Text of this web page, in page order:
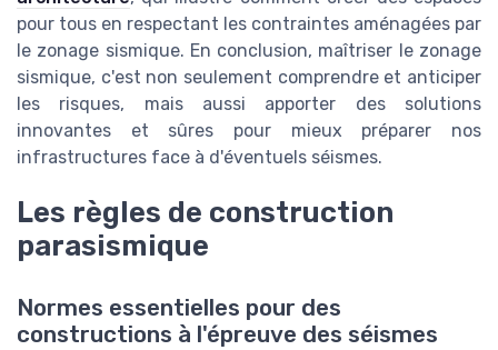
pour tous en respectant les contraintes aménagées par
le zonage sismique. En conclusion, maîtriser le zonage
sismique, c'est non seulement comprendre et anticiper
les risques, mais aussi apporter des solutions
innovantes et sûres pour mieux préparer nos
infrastructures face à d'éventuels séismes.
Les règles de construction
parasismique
Normes essentielles pour des
constructions à l'épreuve des séismes